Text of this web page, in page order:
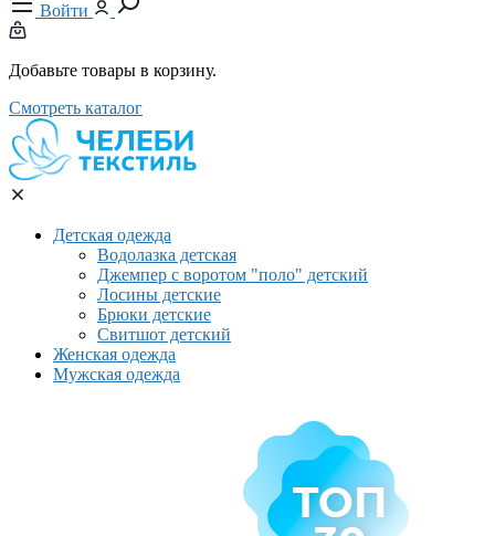
Войти
Добавьте товары в корзину.
Смотреть каталог
Детская одежда
Водолазка детская
Джемпер с воротом "поло" детский
Лосины детские
Брюки детские
Свитшот детский
Женская одежда
Мужская одежда